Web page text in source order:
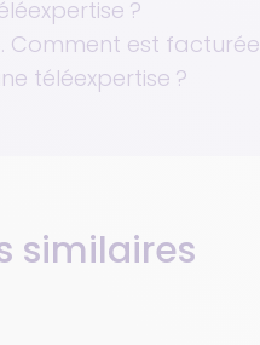
?
Comment est facturée
téléexpertise ?
similaires